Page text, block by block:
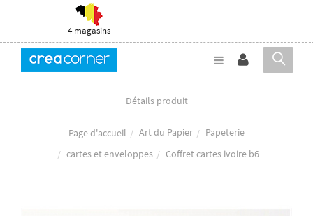
4 magasins
Détails produit
Page d'accueil Art du Papier
Papeterie
cartes et enveloppes
Coffret cartes ivoire b6